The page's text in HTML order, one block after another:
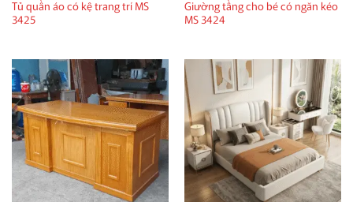
Tủ quần áo có kệ trang trí MS
3425
Giường tầng cho bé có ngăn kéo
MS 3424